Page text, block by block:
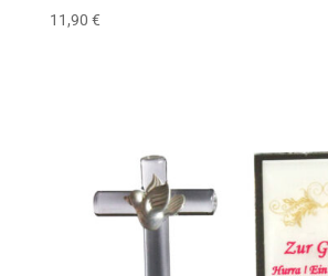
11,90 €